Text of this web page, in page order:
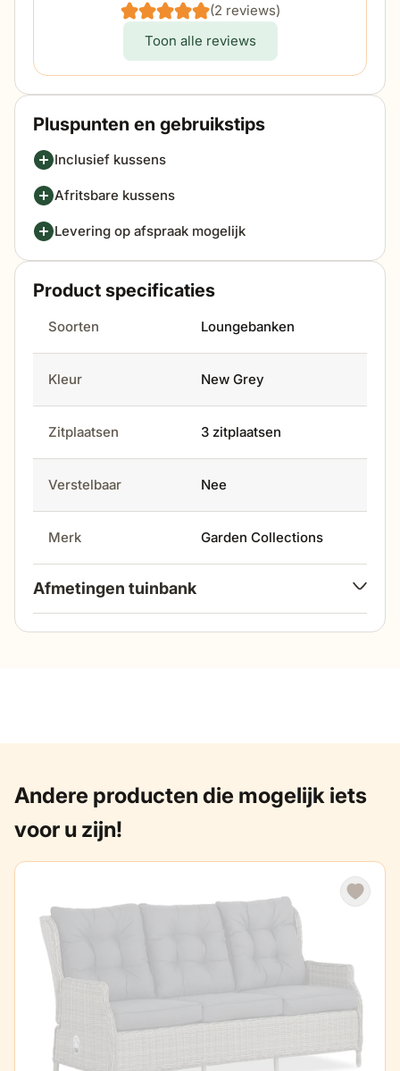
coating zorgt er ook voor dat de kussens niet tot
nauwelijks verkleuren. De kussenhoezen zijn
voorzien van een rits zodat u deze koud kunt
wassen wanneer dit nodig is.</p>
(2 reviews)
Toon alle reviews
Pluspunten en gebruikstips
Inclusief kussens
Afritsbare kussens
Levering op afspraak mogelijk
Product specificaties
Soorten Loungebanken
Kleur New Grey
Zitplaatsen 3 zitplaatsen
Verstelbaar Nee
Merk Garden Collections
Afmetingen tuinbank
zithoogte 47 cm
zitdiepte 56 cm
totale hoogte (incl
kussen)
90 cm
dikte zitkussens
Andere producten die mogelijk iets
voor u zijn!